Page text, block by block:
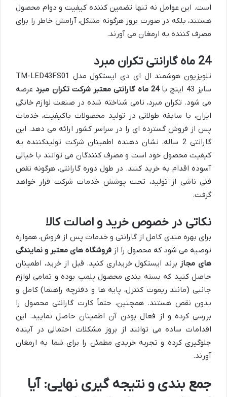
است. این عوامل نه تنها تضمین کننده کیفیت و دوام محصول
هستند، بلکه در صورت بروز هرگونه مشکل، آرامش خاطر را برای
مصرف کننده به ارمغان می آورند.
24 ماه گارانتی تکران مبرد
تلویزیون هوشمند ال ای دی ایستکول مدل TM-LED43FS01
سایز 43 اینچ با
24 ماه گارانتی معتبر شرکت تکران مبرد
عرضه
می شود. تکران مبرد، نامی شناخته شده در صنعت لوازم خانگی
ایران، با سابقه طولانی در تولید محصولات باکیفیت، خدمات
پس از فروش گسترده ای را در سراسر کشور ارائه می دهد. این
گارانتی 2 ساله، نشان دهنده اطمینان شرکت تولیدکننده به
کیفیت محصول خود است و مصرف کنندگان می توانند با خیالی
آسوده اقدام به خرید کنند. در طول دوره گارانتی، هرگونه نقص
فنی ناشی از تولید، تحت پوشش خدمات شرکت قرار خواهد
گرفت.
نکاتی در خصوص خرید و اصالت کالا
برای بهره مندی کامل از گارانتی و خدمات پس از فروش، همواره
توصیه می شود که محصول را از فروشگاه های معتبر و نمایندگی
های مجاز برند ایستکول خریداری کنید. قبل از خرید، اطمینان
حاصل کنید که بسته بندی محصول پلمپ بوده و تمامی لوازم
جانبی (مانند ریموت کنترل، پایه ها و دفترچه راهنما) کامل و
بدون نقص هستند. همچنین، حتماً کارت گارانتی محصول را
بررسی کرده و از فعال بودن آن اطمینان حاصل نمایید. این
اقدامات ساده می توانند از بروز مشکلات احتمالی در آینده
جلوگیری کرده و تجربه خریدی مطمئن را برای شما به ارمغان
آورند.
جمع بندی و نتیجه گیری نهایی: آیا